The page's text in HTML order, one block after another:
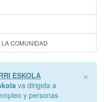
COMUNIDAD
×
ESKOLA
va dirigida a
y personas